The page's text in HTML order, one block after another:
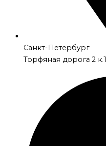
Санкт-Петербург
Торфяная дорога 2 к.1